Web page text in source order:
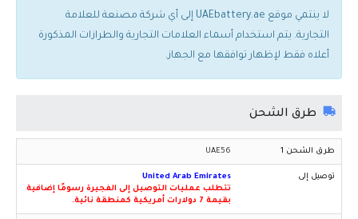
لا ينتمي موقع UAEbattery.ae إلى أي شركة مصنعة للعلامة
التجارية. يتم استخدام أسماء العلامات التجارية والطرازات المذكورة
أعلاه فقط لإظهار توافقها مع الجهاز.
طرق الشحن
UAE56
United Arab Emirates
تتطلب عمليات التوصيل إلى الفجيرة رسومًا إضافية
بقيمة 7 دولارات أمريكية كمنطقة نائية.